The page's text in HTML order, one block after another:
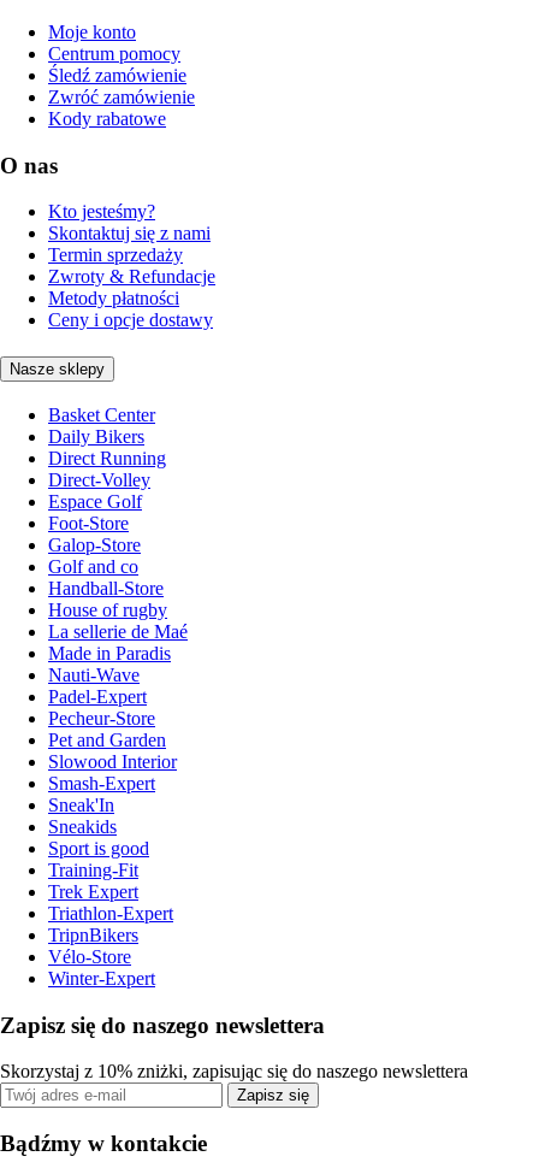
Moje konto
Centrum pomocy
Śledź zamówienie
Zwróć zamówienie
Kody rabatowe
O nas
Kto jesteśmy?
Skontaktuj się z nami
Termin sprzedaży
Zwroty & Refundacje
Metody płatności
Ceny i opcje dostawy
Nasze sklepy
Basket Center
Daily Bikers
Direct Running
Direct-Volley
Espace Golf
Foot-Store
Galop-Store
Golf and co
Handball-Store
House of rugby
La sellerie de Maé
Made in Paradis
Nauti-Wave
Padel-Expert
Pecheur-Store
Pet and Garden
Slowood Interior
Smash-Expert
Sneak'In
Sneakids
Sport is good
Training-Fit
Trek Expert
Triathlon-Expert
TripnBikers
Vélo-Store
Winter-Expert
Zapisz się do naszego newslettera
Skorzystaj z 10% zniżki, zapisując się do naszego newslettera
Zapisz się
Bądźmy w kontakcie